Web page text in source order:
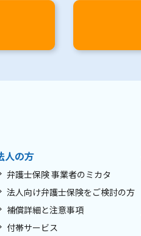
人の方
弁護士保険 事業者のミカタ
法人向け弁護士保険をご検討の方
補償詳細と注意事項
付帯サービス